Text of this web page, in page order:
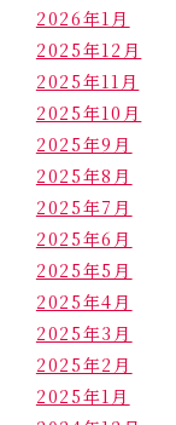
2026年1月
2025年12月
2025年11月
2025年10月
2025年9月
2025年8月
2025年7月
2025年6月
2025年5月
2025年4月
2025年3月
2025年2月
2025年1月